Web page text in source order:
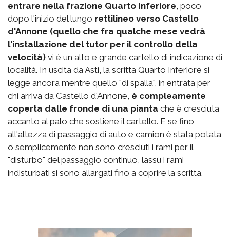
entrare nella frazione Quarto Inferiore, poco
dopo l'inizio del lungo rettilineo verso Castello
d'Annone (quello che fra qualche mese vedrà
l'installazione del tutor per il controllo della
velocità) vi è un alto e grande cartello di indicazione di
località. In uscita da Asti, la scritta Quarto Inferiore si
legge ancora mentre quello "di spalla", in entrata per
chi arriva da Castello d'Annone, è compleamente
coperta dalle fronde di una pianta che è cresciuta
accanto al palo che sostiene il cartello. E se fino
all'altezza di passaggio di auto e camion è stata potata
o semplicemente non sono cresciuti i rami per il
"disturbo" del passaggio continuo, lassù i rami
indisturbati si sono allargati fino a coprire la scritta.